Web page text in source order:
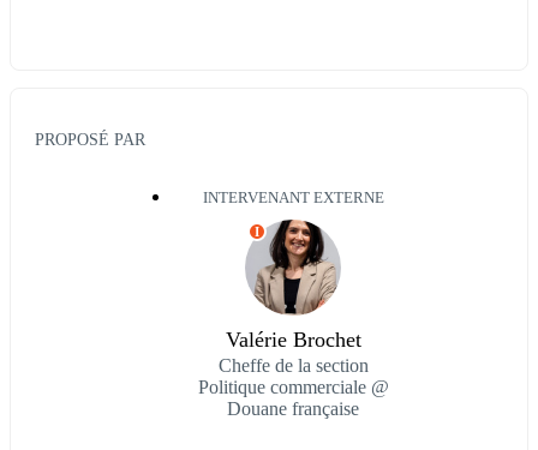
PROPOSÉ PAR
INTERVENANT EXTERNE
I
Valérie Brochet
Cheffe de la section
Politique commerciale @
Douane française